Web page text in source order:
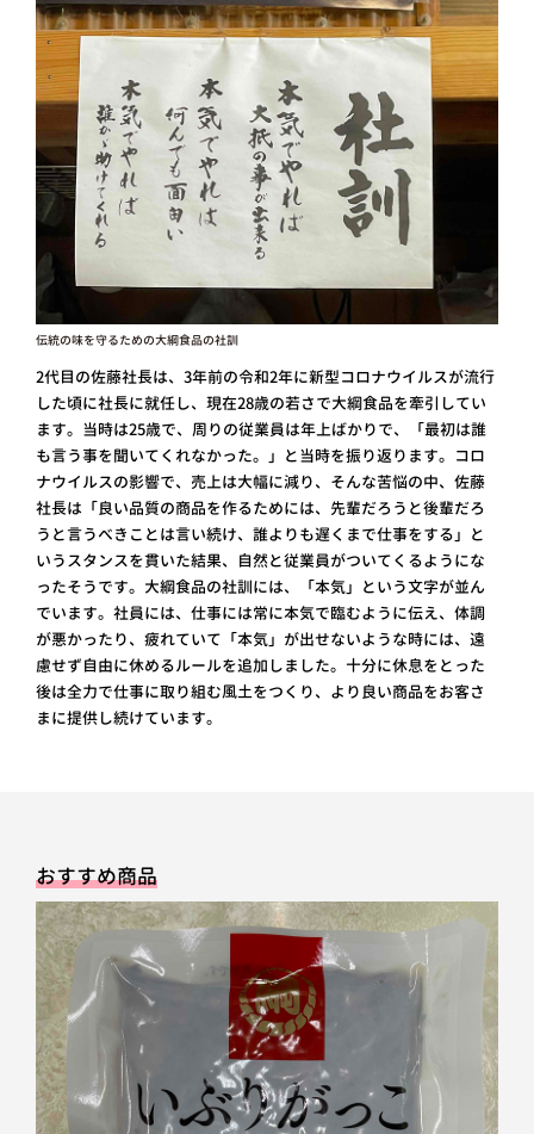
伝統の味を守るための大綱食品の社訓
2代目の佐藤社長は、3年前の令和2年に新型コロナウイルスが流行
した頃に社長に就任し、現在28歳の若さで大綱食品を牽引してい
ます。当時は25歳で、周りの従業員は年上ばかりで、「最初は誰
も言う事を聞いてくれなかった。」と当時を振り返ります。コロ
ナウイルスの影響で、売上は大幅に減り、そんな苦悩の中、佐藤
社長は「良い品質の商品を作るためには、先輩だろうと後輩だろ
うと言うべきことは言い続け、誰よりも遅くまで仕事をする」と
いうスタンスを貫いた結果、自然と従業員がついてくるようにな
ったそうです。大綱食品の社訓には、「本気」という文字が並ん
でいます。社員には、仕事には常に本気で臨むように伝え、体調
が悪かったり、疲れていて「本気」が出せないような時には、遠
慮せず自由に休めるルールを追加しました。十分に休息をとった
後は全力で仕事に取り組む風土をつくり、より良い商品をお客さ
まに提供し続けています。
おすすめ商品